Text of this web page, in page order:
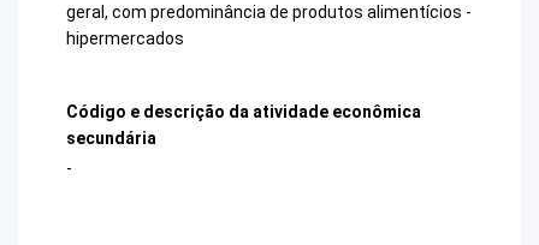
geral, com predominância de produtos alimentícios -
hipermercados
Código e descrição da atividade econômica
secundária
-